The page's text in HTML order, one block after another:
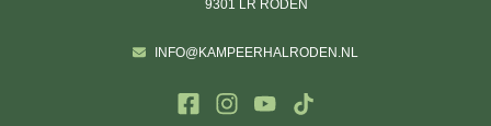
9301 LR RODEN
INFO@KAMPEERHALRODEN.NL